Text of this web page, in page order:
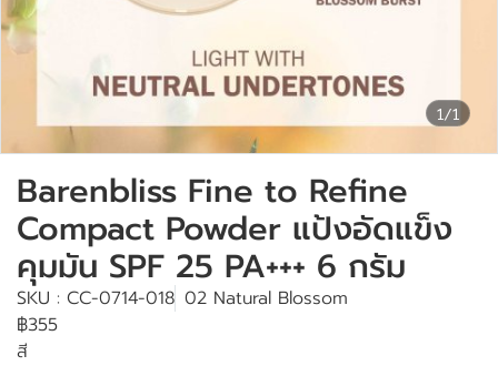
1/1
Barenbliss Fine to Refine
Compact Powder แป้งอัดแข็ง
คุมมัน SPF 25 PA+++ 6 กรัม
SKU : CC-0714-018 02 Natural Blossom
฿355
สี